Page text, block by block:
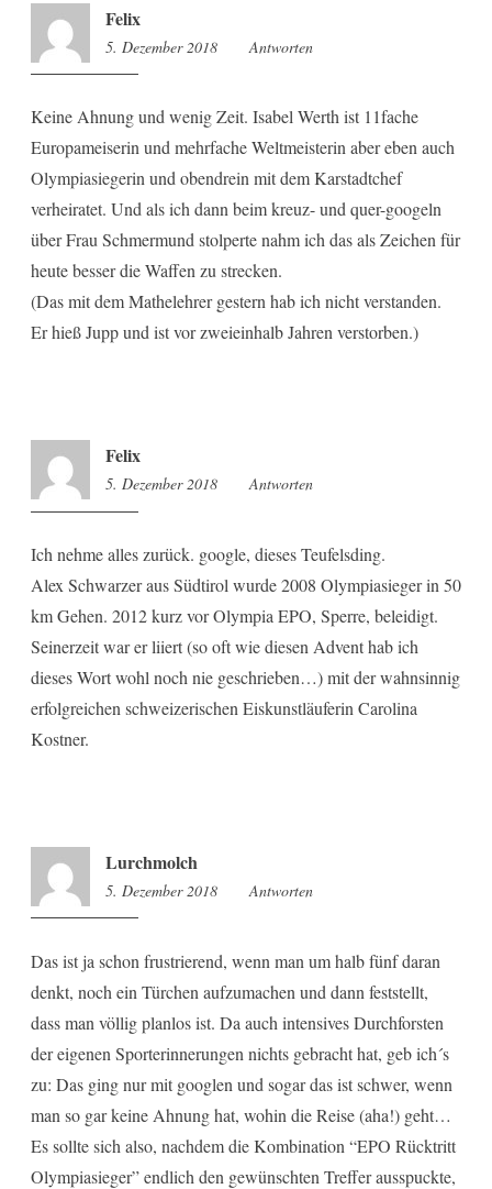
Felix
5. Dezember 2018 15:57
Antworten
Keine Ahnung und wenig Zeit. Isabel Werth ist 11fache
Europameiserin und mehrfache Weltmeisterin aber eben auch
Olympiasiegerin und obendrein mit dem Karstadtchef
verheiratet. Und als ich dann beim kreuz- und quer-googeln
über Frau Schmermund stolperte nahm ich das als Zeichen für
heute besser die Waffen zu strecken.
(Das mit dem Mathelehrer gestern hab ich nicht verstanden.
Er hieß Jupp und ist vor zweieinhalb Jahren verstorben.)
Felix
5. Dezember 2018 16:14
Antworten
Ich nehme alles zurück. google, dieses Teufelsding.
Alex Schwarzer aus Südtirol wurde 2008 Olympiasieger in 50
km Gehen. 2012 kurz vor Olympia EPO, Sperre, beleidigt.
Seinerzeit war er liiert (so oft wie diesen Advent hab ich
dieses Wort wohl noch nie geschrieben…) mit der wahnsinnig
erfolgreichen schweizerischen Eiskunstläuferin Carolina
Kostner.
Lurchmolch
5. Dezember 2018 16:49
Antworten
Das ist ja schon frustrierend, wenn man um halb fünf daran
denkt, noch ein Türchen aufzumachen und dann feststellt,
dass man völlig planlos ist. Da auch intensives Durchforsten
der eigenen Sporterinnerungen nichts gebracht hat, geb ich´s
zu: Das ging nur mit googlen und sogar das ist schwer, wenn
man so gar keine Ahnung hat, wohin die Reise (aha!) geht…
Es sollte sich also, nachdem die Kombination “EPO Rücktritt
Olympiasieger” endlich den gewünschten Treffer ausspuckte,